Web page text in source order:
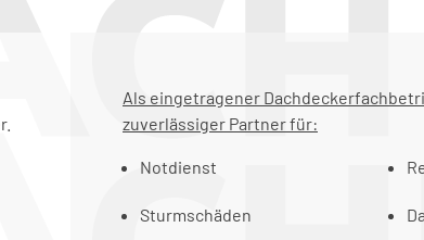
Als eingetragener
zuverlässiger Partner für:
Notdienst
Sturmschäden